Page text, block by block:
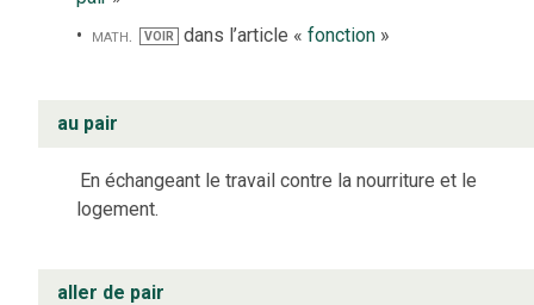
math.
VOIR dans l’article « fonction»
au pair
En échangeant le travail contre la nourriture et le
logement.
aller de pair